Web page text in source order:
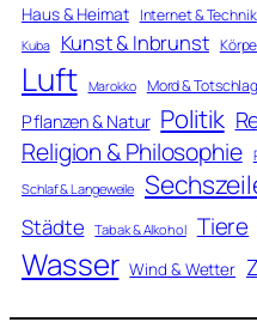
Haus & Heimat Internet & Technik
Kuba Kunst & Inbrunst
Luft Marokko Mord & Totschlag
Pflanzen & Natur Politik
Religion & Philosophie
Schlaf & Langeweile
Städte Tabak & Alkohol Tiere
Wasser Wind & Wetter